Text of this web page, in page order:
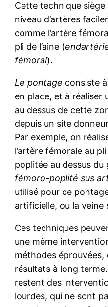
Cette technique
niveau d’artères
comme l’artère
pli de l’aine (
fémoral).
Le pontage consiste
en place, et à réaliser
au dessus de cette
depuis un site
Par exemple, on
l’artère fémorale au pli
poplitée au dessus
fémoro-poplité sus
utilisé pour ce
artificielle, ou la veine
Ces techniques
une même
méthodes
résultats à long
restent des
lourdes, qui ne sont